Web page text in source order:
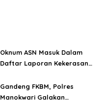
Oknum ASN Masuk Dalam
Daftar Laporan Kekerasan
Gandeng FKBM, Polres
Manokwari Galakan